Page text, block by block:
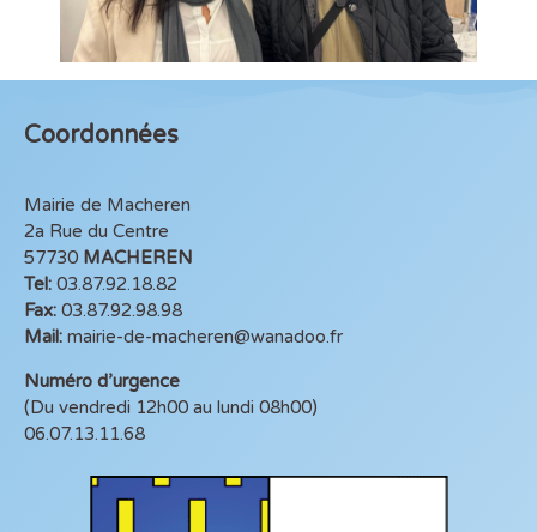
Coordonnées
Mairie de Macheren
2a Rue du Centre
57730 MACHEREN
Tel: 03.87.92.18.82
Fax: 03.87.92.98.98
Mail: mairie-de-macheren@wanadoo.fr
Numéro d’urgence
(Du vendredi 12h00 au lundi 08h00)
06.07.13.11.68